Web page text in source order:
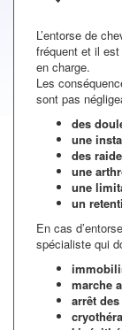
L’entorse de
fréquent et il
en charge.
Les
sont pas
des
une
des
une
une
un
En cas
spécialiste qui
marche
arrêt